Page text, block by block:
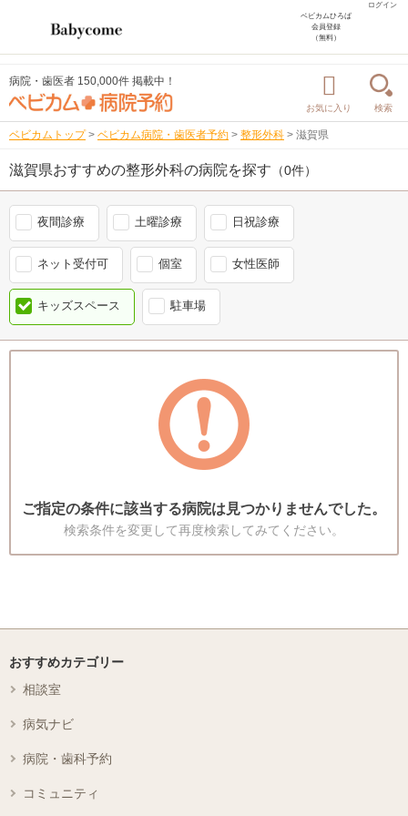
ログイン
ベビカムひろば
会員登録
（無料）
病院・歯医者 150,000件 掲載中！
お気に入り 検索
ベビカムトップ > ベビカム病院・歯医者予約 > 整形外科 > 滋賀県
滋賀県おすすめの整形外科の病院を探す （0件）
夜間診療 土曜診療 日祝診療
ネット受付可 個室 女性医師
キッズスペース 駐車場
ご指定の条件に該当する病院は見つかりませんでした。
検索条件を変更して再度検索してみてください。
おすすめカテゴリー
相談室
病気ナビ
病院・歯科予約
コミュニティ